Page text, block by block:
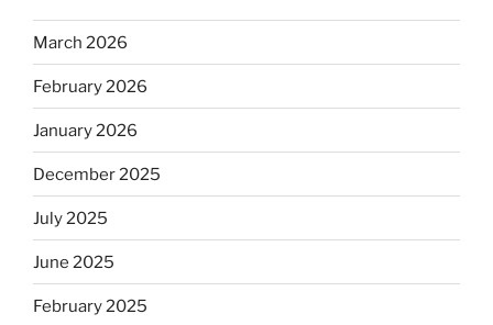
March 2026
February 2026
January 2026
December 2025
July 2025
June 2025
February 2025